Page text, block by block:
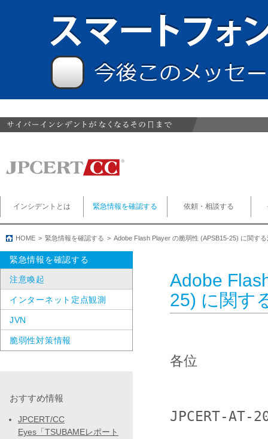
インシデントとは 緊急情報を確認する 依頼・相談する
HOME 緊急情報を確認する Adobe Flash Player の脆弱性 (APSB15-25) に関す
Adobe
25) に関す
各位
JPCERT-AT-
緊急情報を確認する
注意喚起
インターネット定点観測
JVN
脆弱性対策情報
おすすめ情報
JPCERT/CC
Eyes「TSUBAMEレポート